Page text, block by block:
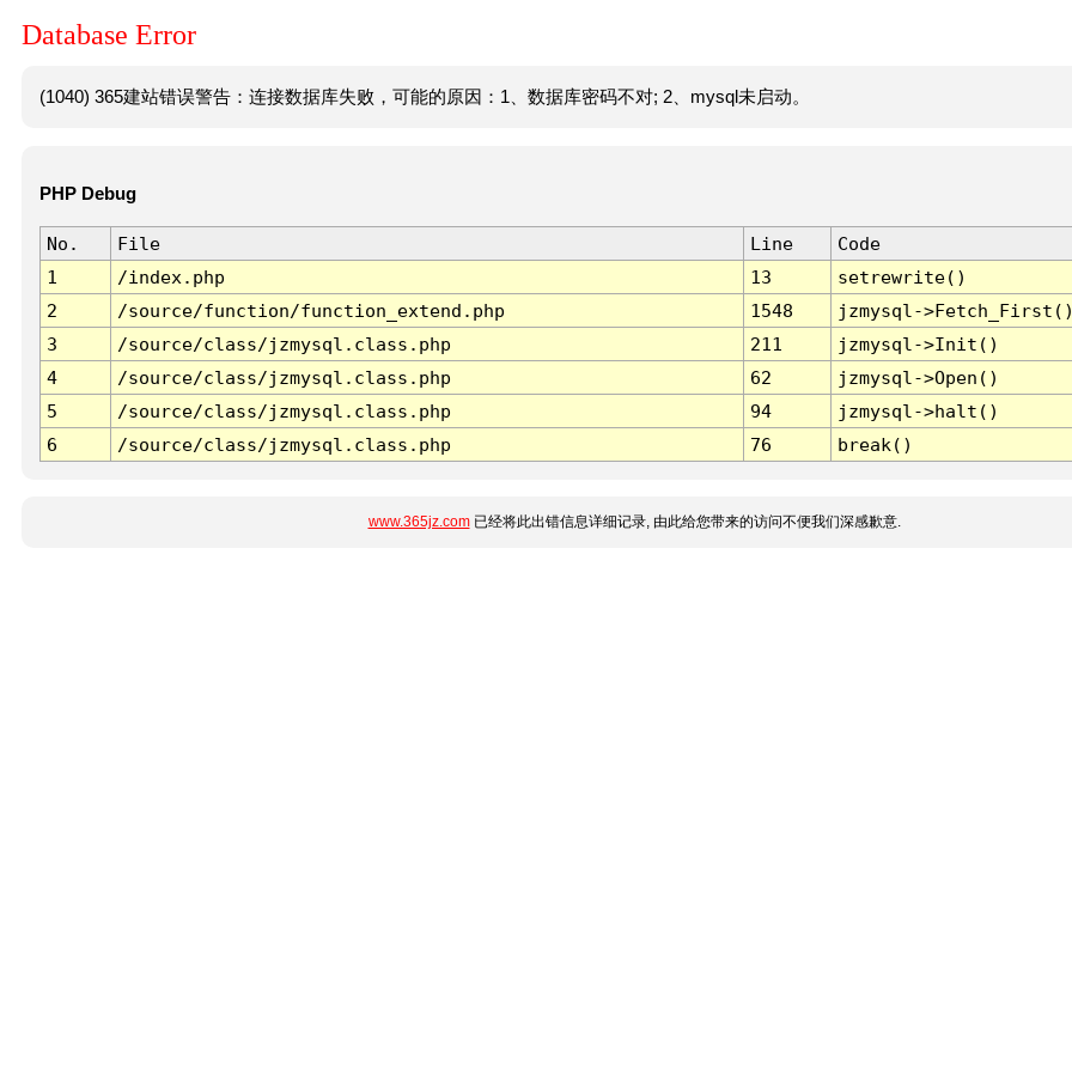
Database Error
(1040) 365建站错误警告：连接数据库失败，可能的原因：1、数据库密码不对; 2、mysql未启动。
PHP Debug
No. File Line
Code
1
/index.php 13
setrewrite()
2
/source/function/function_extend.php 1548
jzmysql-
3
/source/class/jzmysql.class.php 211
jzmysql->Init()
4
/source/class/jzmysql.class.php 62
jzmysql->Open()
5
/source/class/jzmysql.class.php 94
jzmysql->halt()
6
/source/class/jzmysql.class.php 76 break()
www.365jz.com已经将此出错信息详细记录, 由此给您带来的访问不便我们深感歉意.